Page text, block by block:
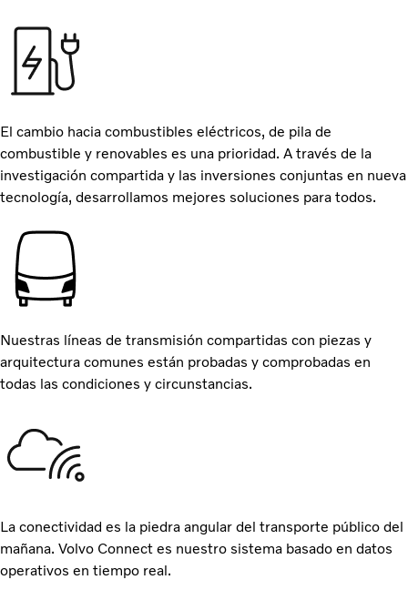
El cambio hacia combustibles eléctricos, de pila de
combustible y renovables es una prioridad. A través de la
investigación compartida y las inversiones conjuntas en nueva
tecnología, desarrollamos mejores soluciones para todos.
Nuestras líneas de transmisión compartidas con piezas y
arquitectura comunes están probadas y comprobadas en
todas las condiciones y circunstancias.
La conectividad es la piedra angular del transporte público del
mañana. Volvo Connect es nuestro sistema basado en datos
operativos en tiempo real.